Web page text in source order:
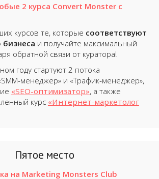
2 курса Convert Monster с
курсов те, которые соответствуют
и получайте максимальный
обратной связи от куратора!
году стартуют 2 потока
менеджер» и «Трафик-менеджер»,
«SEO-оптимизатор», а также
курс «Интернет-маркетолог
Пятое место
на Marketing Monsters Club